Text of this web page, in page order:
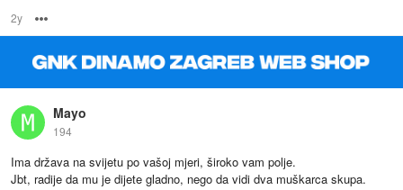
2y
Mayo
194
Ima država na svijetu po vašoj mjeri, široko vam polje.
Jbt, radije da mu je dijete gladno, nego da vidi dva muškarca skupa.